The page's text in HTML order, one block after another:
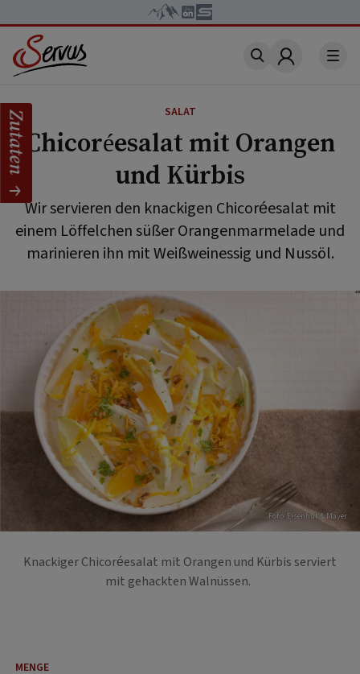
Account
SALAT
Chicoréesalat mit Orangen
und Kürbis
Wir servieren den knackigen Chicoréesalat mit
einem Löffelchen süßer Orangenmarmelade und
marinieren ihn mit Weißweinessig und Nussöl.
Foto: Eisenhut & Mayer
Knackiger Chicoréesalat mit Orangen und Kürbis serviert
mit gehackten Walnüssen.
Zutaten